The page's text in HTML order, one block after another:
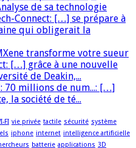
de sa technologie
Connect: […] se prépare à
qui obligerait la
transforme votre sueur
[…] grâce à une nouvelle
de Deakin,...
70 millions de num...: […]
la société de té...
FI vie privée tactile sécurité système
iphone internet intelligence artificielle
batterie applications 3D